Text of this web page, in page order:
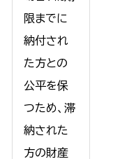
限までに
納付され
た方との
公平を保
つため、滞
納された
方の財産